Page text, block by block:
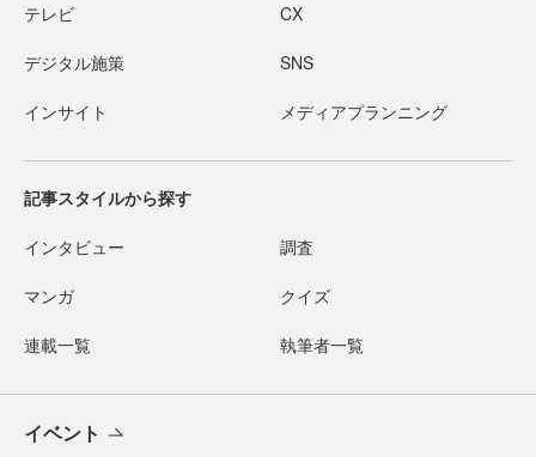
テレビ CX
デジタル施策 SNS
インサイト メディアプランニング
記事スタイルから探す
インタビュー 調査
マンガ クイズ
連載一覧 執筆者一覧
イベント